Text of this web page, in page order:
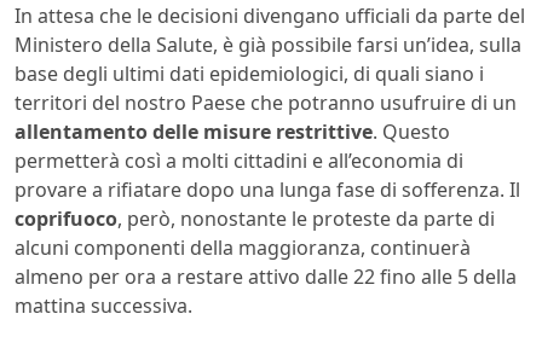
In attesa che le decisioni divengano ufficiali da parte del
Ministero della Salute, è già possibile farsi un’idea, sulla
base degli ultimi dati epidemiologici, di quali siano i
territori del nostro Paese che potranno usufruire di un
allentamento delle misure restrittive. Questo
permetterà così a molti cittadini e all’economia di
provare a rifiatare dopo una lunga fase di sofferenza. Il
coprifuoco, però, nonostante le proteste da parte di
alcuni componenti della maggioranza, continuerà
almeno per ora a restare attivo dalle 22 fino alle 5 della
mattina successiva.